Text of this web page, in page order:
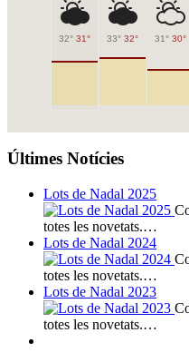
32° 31° 33° 32° 31° 30°
Últimes Notícies
Lots de Nadal 2025
totes les novetats.…
Lots de Nadal 2024
totes les novetats.…
Lots de Nadal 2023
totes les novetats.…